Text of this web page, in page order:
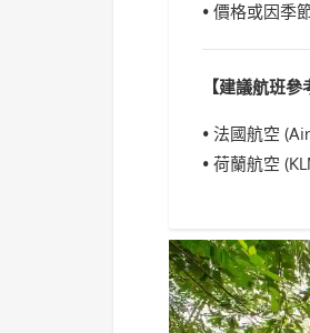
• 價格或因季
【建議航班參
• 法國航空
• 荷蘭航空